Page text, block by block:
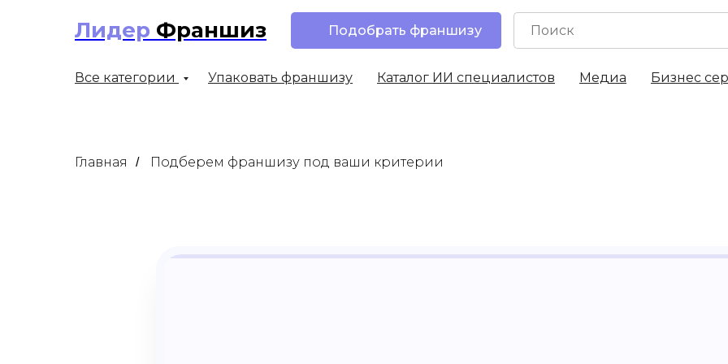
Лидер Франшиз Подобрать франшизу
Все категории Упаковать франшизу Каталог ИИ специалистов Медиа Бизнес
Главная / Подберем франшизу под ваши критерии